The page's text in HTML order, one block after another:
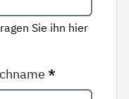
Sie ihn hier
*